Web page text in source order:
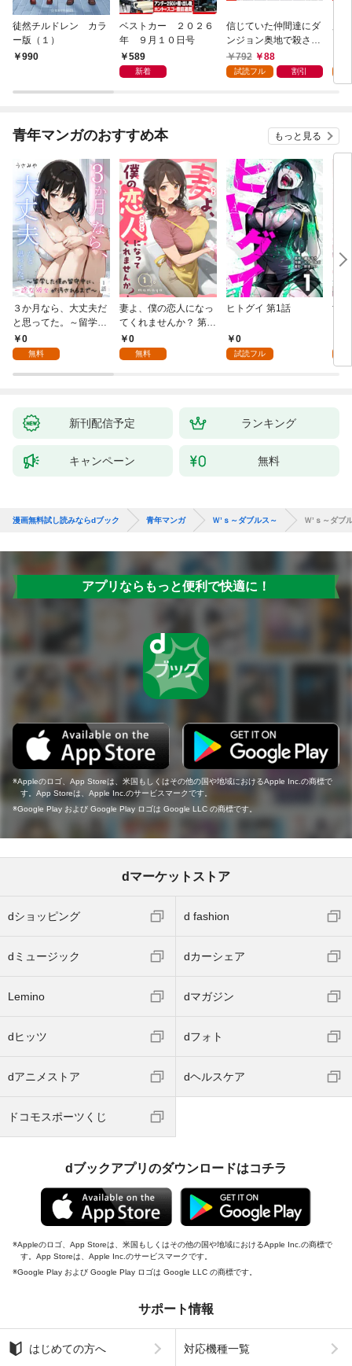
徒然チルドレン カラ
ー版（１）
990
ベストカー ２０２６
年 ９月１０日号
589
新着
信じていた仲間達にダ
ンジョン奥地で殺され
かけたがギフト『無限
ガチャ』でレベル９９
『ざまぁ！』します！
792 88
試読フル 割引
青年マンガのおすすめ本 もっと見る
３か月なら、大丈夫だ
と思ってた。～留学し
た僕の留守中に、一途
な彼女が汚されるまで
0
無料
妻よ、僕の恋人になっ
てくれませんか？ 第1
話0
無料
ヒトグイ 第1話
0
試読フル
世
新刊配信予定 ランキング
キャンペーン 無料
漫画無料試し読みならdブック 青年マンガ Ｗ’ｓ～ダブルス～ Ｗ’ｓ～ダブ
アプリならもっと便利で快適に！
Appleのロゴ、App Storeは、米国もしくはその他の国や地域におけるApple Inc.の商標で
す。App Storeは、Apple Inc.のサービスマークです。
Google Play および Google Play ロゴは Google LLC の商標です。
dマーケットストア
dショッピング d fashion
dミュージック dカーシェア
Lemino dマガジン
dヒッツ dフォト
dアニメストア dヘルスケア
ドコモスポーツくじ
dブックアプリのダウンロードはコチラ
Appleのロゴ、App Storeは、米国もしくはその他の国や地域におけるApple Inc.の商標で
す。App Storeは、Apple Inc.のサービスマークです。
Google Play および Google Play ロゴは Google LLC の商標です。
サポート情報
はじめての方へ 対応機種一覧